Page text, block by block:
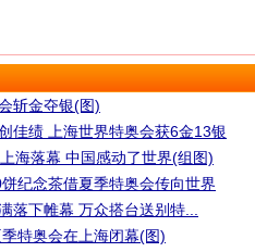
斩金夺银(图)
佳绩 上海世界特奥会获6金13银
海落幕 中国感动了世界(组图)
纪念茶借夏季特奥会传向世界
落下帷幕 万众搭台送别特...
特奥会在上海闭幕(图)